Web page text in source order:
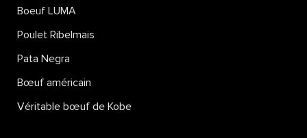
Boeuf LUMA
Poulet Ribelmais
Pata Negra
Bœuf américain
Véritable bœuf de Kobe